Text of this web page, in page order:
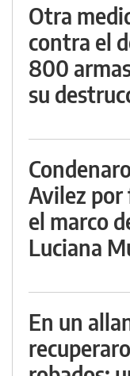
Otra
contra el
800
su
Avilez
el marco
Luciana
En un